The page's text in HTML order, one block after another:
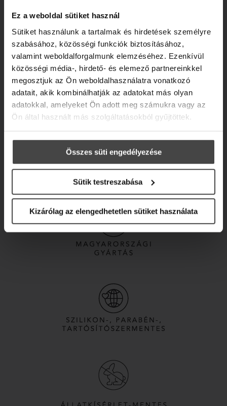
Ez a weboldal sütiket használ
Sütiket használunk a tartalmak és hirdetések személyre
szabásához, közösségi funkciók biztosításához,
valamint weboldalforgalmunk elemzéséhez. Ezenkívül
közösségi média-, hirdető- és elemező partnereinkkel
megosztjuk az Ön weboldalhasználatra vonatkozó
adatait, akik kombinálhatják az adatokat más olyan
adatokkal, amelyeket Ön adott meg számukra vagy az
Ön által használt más szolgáltatásokból gyűjtöttek.
Összes süti engedélyezése
Sütik testreszabása
Kizárólag az elengedhetetlen sütiket használata
100% TERMÉSZETES, MAGYAR
NEUROKOZMETIKUMOK